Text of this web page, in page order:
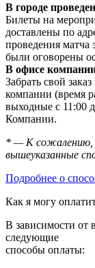
В городе
Билеты на
доставлены по
проведения матча
были оговорены
В офисе
Забрать свой
компании (время
выходные с 11:00
Компании.
* — К сожалению,
вышеуказанные
Подробнее о
Как я могу
В зависимости от
следующие
способы оплаты: